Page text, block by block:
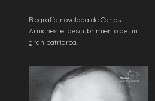
Biografía novelada de Carlos
Arniches: el descubrimiento de un
gran patriarca.